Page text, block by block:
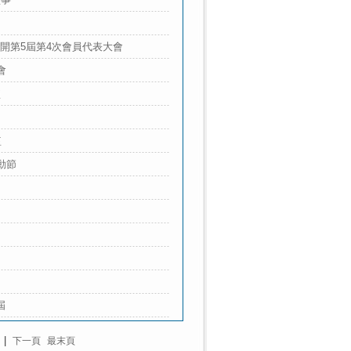
第5屆第4次會員代表大會
節
| 下一頁 最末頁